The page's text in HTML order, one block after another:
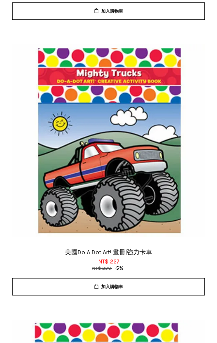
加入購物車
美國Do A Dot Art! 畫冊|強力卡車
NT$ 227
NT$ 239 -5%
加入購物車